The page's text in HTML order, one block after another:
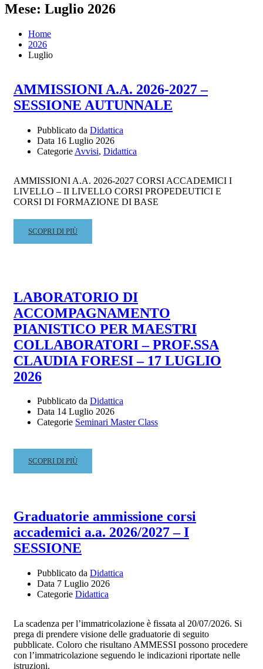
Mese: Luglio 2026
Home
2026
Luglio
AMMISSIONI A.A. 2026-2027 –
SESSIONE AUTUNNALE
Pubblicato da Didattica
Data 16 Luglio 2026
Categorie Avvisi, Didattica
AMMISSIONI A.A. 2026-2027 CORSI ACCADEMICI I
LIVELLO – II LIVELLO CORSI PROPEDEUTICI E
CORSI DI FORMAZIONE DI BASE
READ
MORE
2027
–
SESSIONE
AUTUNNALE
SCOPRI DI PIÙ
LABORATORIO DI
ACCOMPAGNAMENTO
PIANISTICO PER MAESTRI
COLLABORATORI – PROF.SSA
CLAUDIA FORESI – 17 LUGLIO
2026
Pubblicato da Didattica
Data 14 Luglio 2026
Categorie Seminari Master Class
READ
MORE
ACCOMPAGNAMENTO
PIANISTICO
PER
MAESTRI
–
PROF.SSA
CLAUDIA
–
17
LUGLIO
2026
SCOPRI DI PIÙ
Graduatorie ammissione corsi
accademici a.a. 2026/2027 – I
SESSIONE
Pubblicato da Didattica
Data 7 Luglio 2026
Categorie Didattica
La scadenza per l’immatricolazione è fissata al 20/07/2026. Si
prega di prendere visione delle graduatorie di seguito
pubblicate. Coloro che risultano AMMESSI possono procedere
con l’immatricolazione seguendo le indicazioni riportate nelle
istruzioni.